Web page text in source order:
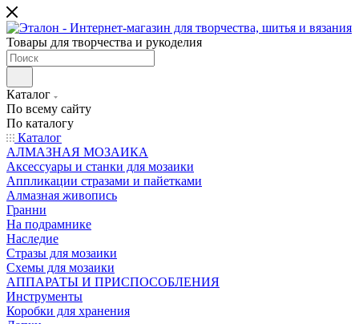
Товары для творчества и рукоделия
Каталог
По всему сайту
По каталогу
Каталог
АЛМАЗНАЯ МОЗАИКА
Аксессуары и станки для мозаики
Аппликации стразами и пайетками
Алмазная живопись
Гранни
На подрамнике
Наследие
Стразы для мозаики
Схемы для мозаики
АППАРАТЫ И ПРИСПОСОБЛЕНИЯ
Инструменты
Коробки для хранения